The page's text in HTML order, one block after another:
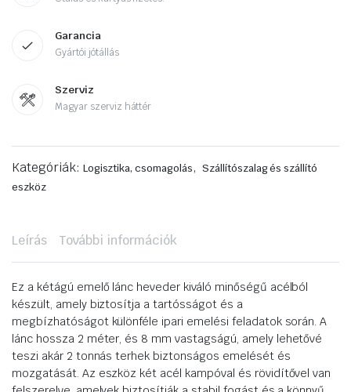
Garancia
Gyártói jótállás
Szerviz
Magyar szerviz háttér
Kategóriák: Logisztika, csomagolás, Szállítószalag és szállító
eszköz
Leírás További információk
Ez a kétágú emelő lánc heveder kiváló minőségű acélból
készült, amely biztosítja a tartósságot és a
megbízhatóságot különféle ipari emelési feladatok során. A
lánc hossza 2 méter, és 8 mm vastagságú, amely lehetővé
teszi akár 2 tonnás terhek biztonságos emelését és
mozgatását. Az eszköz két acél kampóval és rövidítővel van